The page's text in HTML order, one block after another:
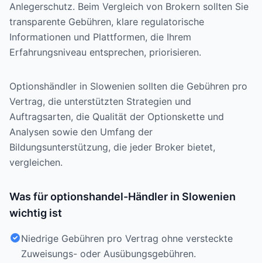
Anlegerschutz. Beim Vergleich von Brokern sollten Sie
transparente Gebühren, klare regulatorische
Informationen und Plattformen, die Ihrem
Erfahrungsniveau entsprechen, priorisieren.
Optionshändler in Slowenien sollten die Gebühren pro
Vertrag, die unterstützten Strategien und
Auftragsarten, die Qualität der Optionskette und
Analysen sowie den Umfang der
Bildungsunterstützung, die jeder Broker bietet,
vergleichen.
Was für optionshandel-Händler in Slowenien
wichtig ist
Niedrige Gebühren pro Vertrag ohne versteckte
Zuweisungs- oder Ausübungsgebühren.